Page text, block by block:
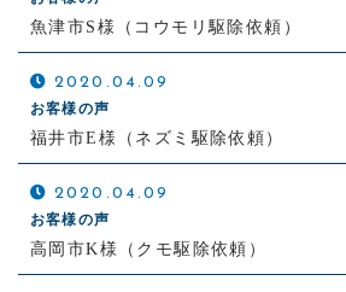
魚津市S様（コウモリ駆除依頼）
2020.04.09
お客様の声
福井市E様（ネズミ駆除依頼）
2020.04.09
お客様の声
高岡市K様（クモ駆除依頼）